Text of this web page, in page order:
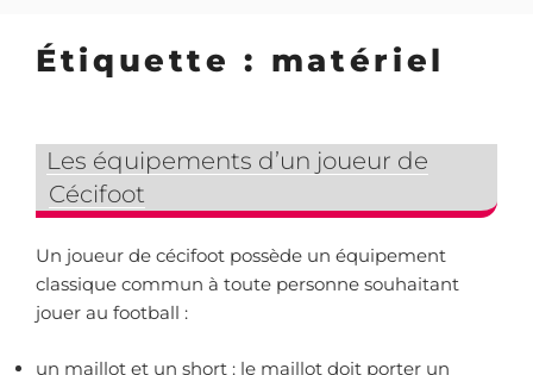
Étiquette : matériel
Les équipements d’un joueur de
Cécifoot
Un joueur de cécifoot possède un équipement
classique commun à toute personne souhaitant
jouer au football :
un maillot et un short : le maillot doit porter un